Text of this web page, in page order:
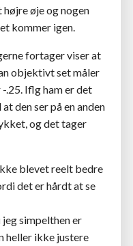
øje og nogen
kommer igen.
fortager viser at
objektivt set måler
.25. Iflg ham er det
den ser på en anden
og det tager
blevet reelt bedre
det er hårdt at se
simpelthen er
heller ikke justere